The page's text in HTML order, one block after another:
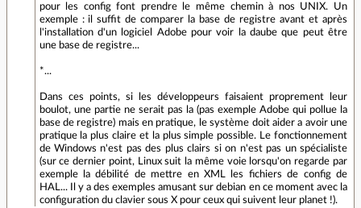
pour les config font prendre le même chemin à nos UNIX. Un
exemple : il suffit de comparer la base de registre avant et après
l'installation d'un logiciel Adobe pour voir la daube que peut être
une base de registre...
*...
Dans ces points, si les développeurs faisaient proprement leur
boulot, une partie ne serait pas la (pas exemple Adobe qui pollue la
base de registre) mais en pratique, le système doit aider a avoir une
pratique la plus claire et la plus simple possible. Le fonctionnement
de Windows n'est pas des plus clairs si on n'est pas un spécialiste
(sur ce dernier point, Linux suit la même voie lorsqu'on regarde par
exemple la débilité de mettre en XML les fichiers de config de
HAL... Il y a des exemples amusant sur debian en ce moment avec la
configuration du clavier sous X pour ceux qui suivent leur planet !).